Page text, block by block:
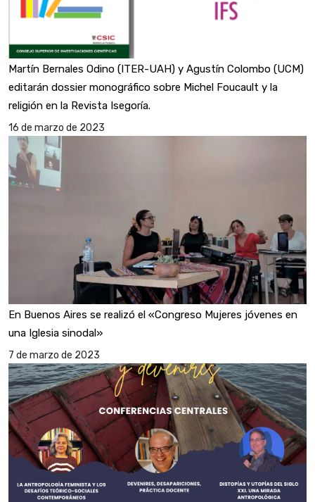
Martín Bernales Odino (ITER-UAH) y Agustín Colombo (UCM)
editarán dossier monográfico sobre Michel Foucault y la
religión en la Revista Isegoría.
16 de marzo de 2023
En Buenos Aires se realizó el «Congreso Mujeres jóvenes en
una Iglesia sinodal»
7 de marzo de 2023